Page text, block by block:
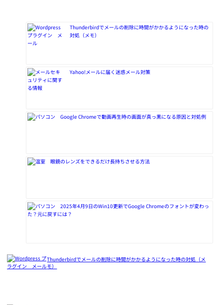
Thunderbirdでメールの削除に時間がかかるようになった時の
対処（メモ）
Yahoo!メールに届く迷惑メール対策
Google Chromeで動画再生時の画面が真っ黒になる原因と対処例
眼鏡のレンズをできるだけ長持ちさせる方法
2025年4月9日のWin10更新でGoogle Chromeのフォントが変わっ
た？元に戻すには？
Thunderbirdでメールの削除に時間がかかるようになった時の対処（メ
モ）